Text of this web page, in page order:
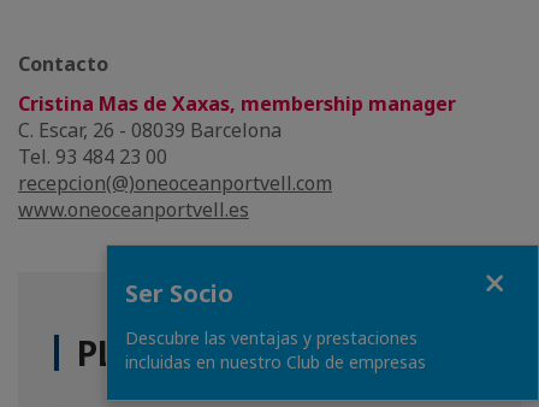
Contacto
Cristina Mas de Xaxas, membership manager
C. Escar, 26 - 08039 Barcelona
Tel. 93 484 23 00
recepcion(@)oneoceanportvell.com
www.oneoceanportvell.es
PLUS D'ACTUALITÉS
Ser Socio
Descubre las ventajas y prestaciones
incluidas en nuestro Club de empresas